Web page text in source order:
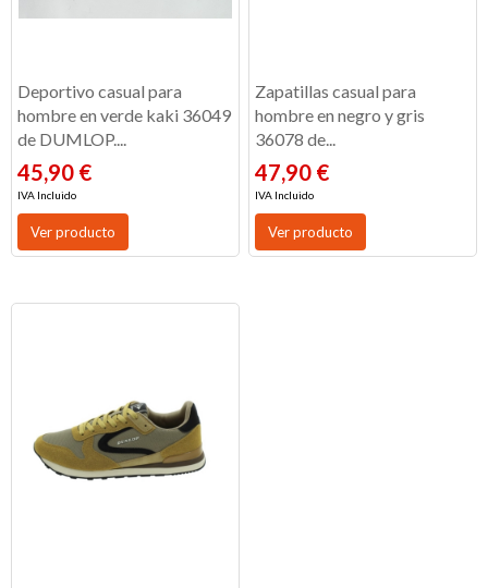
Deportivo casual para
hombre en verde kaki 36049
de DUMLOP....
45,90 €
IVA Incluido
Ver producto
Zapatillas casual para
hombre en negro y gris
36078 de...
47,90 €
IVA Incluido
Ver producto